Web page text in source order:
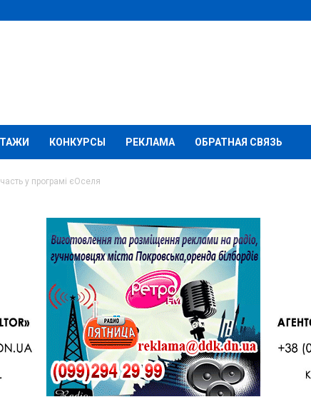
КОНКУРСЫ РЕКЛАМА ОБРАТНАЯ СВЯЗЬ
у програмі єОселя
подати заявку